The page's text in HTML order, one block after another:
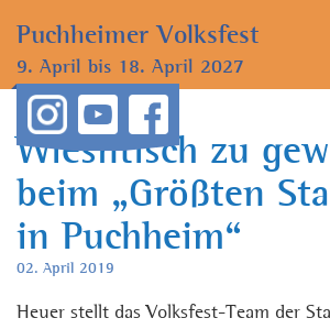
Puchheimer Volksfest
9. April bis 18. April 2027
Wiesntisch zu
beim „Größten
in Puchheim“
02. April 2019
Heuer stellt das Volksfest-Team der